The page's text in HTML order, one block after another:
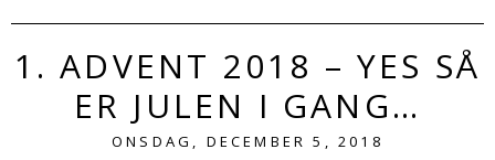
1. ADVENT 2018 – YES SÅ
ER JULEN I GANG…
ONSDAG, DECEMBER 5, 2018